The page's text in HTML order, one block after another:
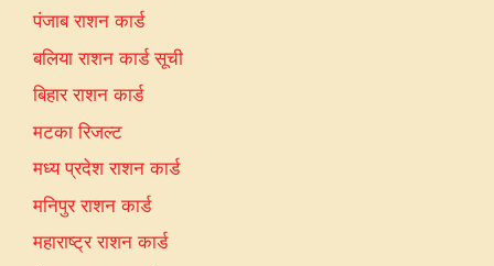
पंजाब राशन कार्ड
बलिया राशन कार्ड सूची
बिहार राशन कार्ड
मटका रिजल्ट
मध्य प्रदेश राशन कार्ड
मनिपुर राशन कार्ड
महाराष्ट्र राशन कार्ड